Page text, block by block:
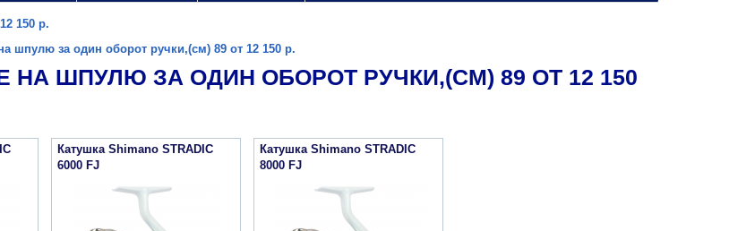
150 р.
шпулю за один оборот ручки,(см) 89 от 12 150 р.
НА ШПУЛЮ ЗА ОДИН ОБОРОТ РУЧКИ,(СМ) 89 ОТ 12 150
Катушка Shimano STRADIC
6000 FJ
Катушка Shimano STRADIC
8000 FJ